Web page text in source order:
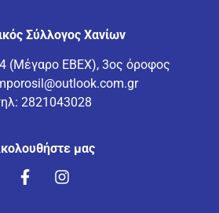
Σύλλογος Χανίων
4 (Μέγαρο ΕΒΕΧ), 3ος όροφος
2821043028
μας